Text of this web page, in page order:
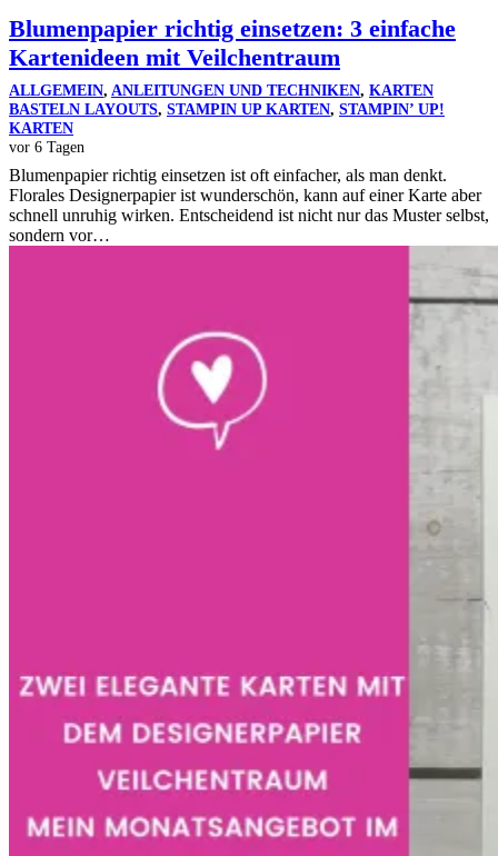
Blumenpapier richtig einsetzen: 3 einfache
Kartenideen mit Veilchentraum
ALLGEMEIN, ANLEITUNGEN UND TECHNIKEN, KARTEN
BASTELN LAYOUTS, STAMPIN UP KARTEN, STAMPIN’ UP!
KARTEN
vor 6 Tagen
Blumenpapier richtig einsetzen ist oft einfacher, als man denkt.
Florales Designerpapier ist wunderschön, kann auf einer Karte aber
schnell unruhig wirken. Entscheidend ist nicht nur das Muster selbst,
sondern vor…